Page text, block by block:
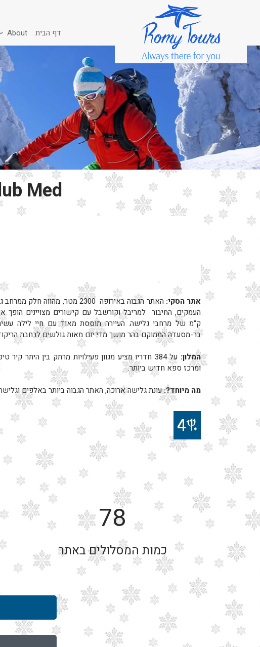
דף הבית About
Med
אתר הסקי:
האתר הגבוה באירופה 2300 מטר,
ק"מ של מרחבי גלישה. העיירה תוססת מאוד עם חיי לילה
בר-מסעדה הממוקם בהר מושך מדי יום מאות גולשים לרחבת
המלון:
על 384 חדריו מציע מגוון פעילויות מרתק בין היתר
ומרכז ספא חדיש ביותר.
מה מיוחד?:עונת גלישה ארוכה, האתר הגבוה ביותר באלפים
78
כמות המסלולים באתר